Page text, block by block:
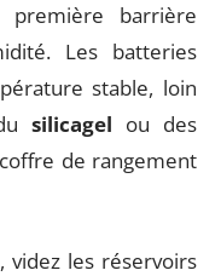
barrière
Les batteries
stable, loin
silicagel ou des
de rangement
videz les réservoirs